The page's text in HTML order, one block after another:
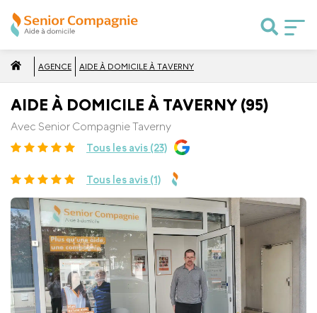
AGENCE AIDE À DOMICILE À TAVERNY
AIDE À DOMICILE À TAVERNY (95)
Avec Senior Compagnie Taverny
Tous les avis (23)
Tous les avis (1)